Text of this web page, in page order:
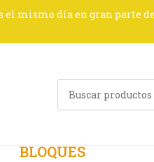
el mismo día en gran parte de
BLOQUES